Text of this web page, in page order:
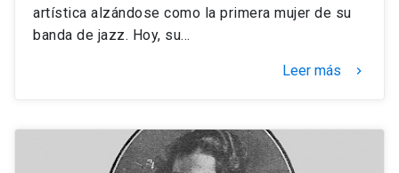
artística alzándose como la primera mujer de su
banda de jazz. Hoy, su…
Leer más keyboard_arrow_right